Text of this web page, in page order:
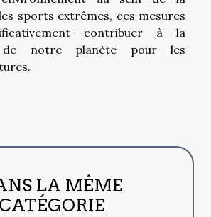
sports extrêmes, ces mesures
contribuer à la
de notre planète pour les
LA MÊME
CATÉGORIE